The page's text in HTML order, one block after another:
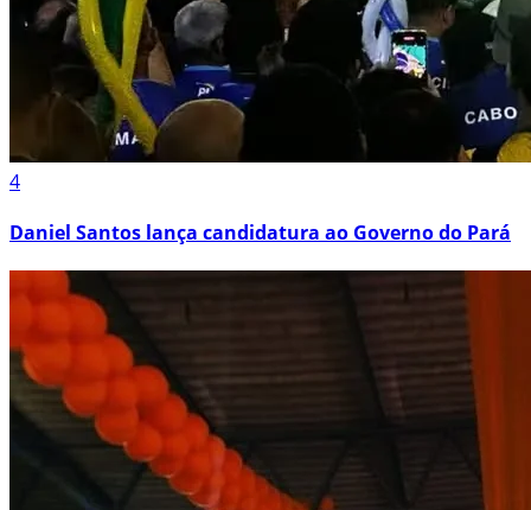
4
Daniel Santos lança candidatura ao Governo do Pará